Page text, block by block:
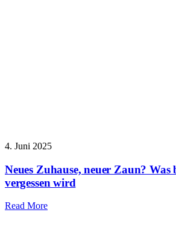
4. Juni 2025
Neues Zuhause, neuer Zaun?
vergessen wird
Read More